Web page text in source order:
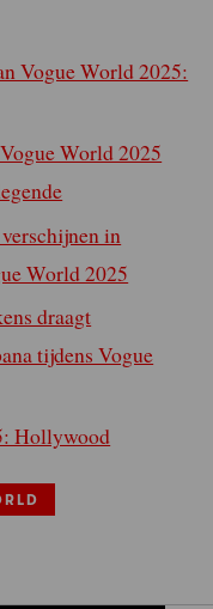
Vogue World 2025:
World 2025
in
World 2025
draagt
tijdens Vogue
Hollywood